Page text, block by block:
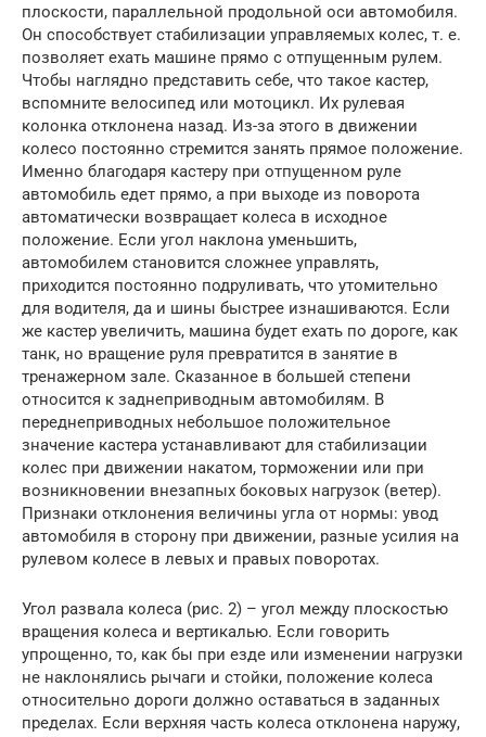
плоскости, параллельной продольной оси автомобиля.
Он способствует стабилизации управляемых колес, т. е.
позволяет ехать машине прямо с отпущенным рулем.
Чтобы наглядно представить себе, что такое кастер,
вспомните велосипед или мотоцикл. Их рулевая
колонка отклонена назад. Из-за этого в движении
колесо постоянно стремится занять прямое положение.
Именно благодаря кастеру при отпущенном руле
автомобиль едет прямо, а при выходе из поворота
автоматически возвращает колеса в исходное
положение. Если угол наклона уменьшить,
автомобилем становится сложнее управлять,
приходится постоянно подруливать, что утомительно
для водителя, да и шины быстрее изнашиваются. Если
же кастер увеличить, машина будет ехать по дороге, как
танк, но вращение руля превратится в занятие в
тренажерном зале. Сказанное в большей степени
относится к заднеприводным автомобилям. В
переднеприводных небольшое положительное
значение кастера устанавливают для стабилизации
колес при движении накатом, торможении или при
возникновении внезапных боковых нагрузок (ветер).
Признаки отклонения величины угла от нормы: увод
автомобиля в сторону при движении, разные усилия на
рулевом колесе в левых и правых поворотах.
Угол развала колеса (рис. 2) – угол между плоскостью
вращения колеса и вертикалью. Если говорить
упрощенно, то, как бы при езде или изменении нагрузки
не наклонялись рычаги и стойки, положение колеса
относительно дороги должно оставаться в заданных
пределах. Если верхняя часть колеса отклонена наружу,